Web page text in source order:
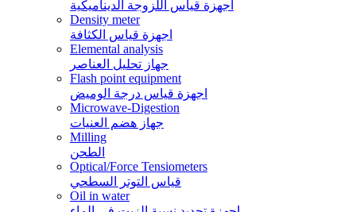
اجهزة قياس اللزوجة الديناميكية
Density meter
اجهزة قياس الكثافة
Elemental analysis
جهاز تحليل العناصر
Flash point equipment
اجهزة قياس درجة الوميض
Microwave-Digestion
جهاز هضم العنيات
Milling
الطحن
Optical/Force Tensiometers
قياس التوتر السطحي
Oil in water